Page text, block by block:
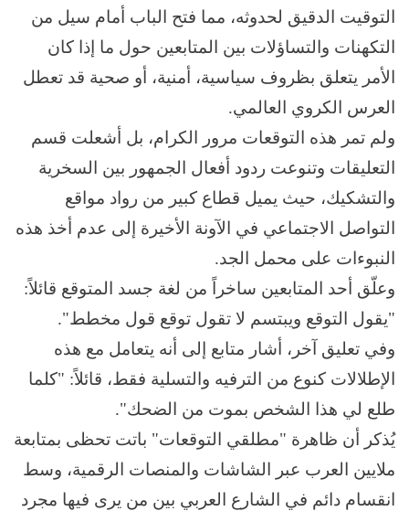
التوقيت الدقيق لحدوثه، مما فتح الباب أمام سيل من
التكهنات والتساؤلات بين المتابعين حول ما إذا كان
الأمر يتعلق بظروف سياسية، أمنية، أو صحية قد تعطل
العرس الكروي العالمي.
ولم تمر هذه التوقعات مرور الكرام، بل أشعلت قسم
التعليقات وتنوعت ردود أفعال الجمهور بين السخرية
والتشكيك، حيث يميل قطاع كبير من رواد مواقع
التواصل الاجتماعي في الآونة الأخيرة إلى عدم أخذ هذه
النبوءات على محمل الجد.
وعلّق أحد المتابعين ساخراً من لغة جسد المتوقع قائلاً:
"يقول التوقع ويبتسم لا تقول توقع قول مخطط".
وفي تعليق آخر، أشار متابع إلى أنه يتعامل مع هذه
الإطلالات كنوع من الترفيه والتسلية فقط، قائلاً: "كلما
طلع لي هذا الشخص بموت من الضحك".
يُذكر أن ظاهرة "مطلقي التوقعات" باتت تحظى بمتابعة
ملايين العرب عبر الشاشات والمنصات الرقمية، وسط
انقسام دائم في الشارع العربي بين من يرى فيها مجرد